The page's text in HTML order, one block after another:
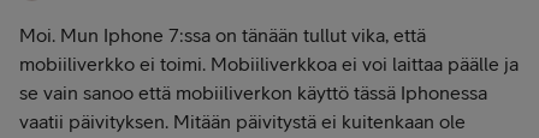
Moi. Mun Iphone 7:ssa on tänään tullut vika, että
mobiiliverkko ei toimi. Mobiiliverkkoa ei voi laittaa päälle ja
se vain sanoo että mobiiliverkon käyttö tässä Iphonessa
vaatii päivityksen. Mitään päivitystä ei kuitenkaan ole